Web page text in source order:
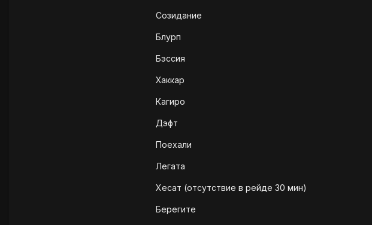
Созидание
Блурп
Бэссия
Хаккар
Кагиро
Дэфт
Поехали
Легата
Хесат (отсутствие в рейде 30 мин)
Берегите